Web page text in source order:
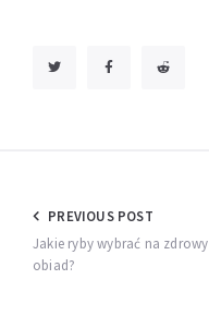
Nawigacja
wpisu
PREVIOUS POST
Jakie ryby wybrać na zdrowy
obiad?